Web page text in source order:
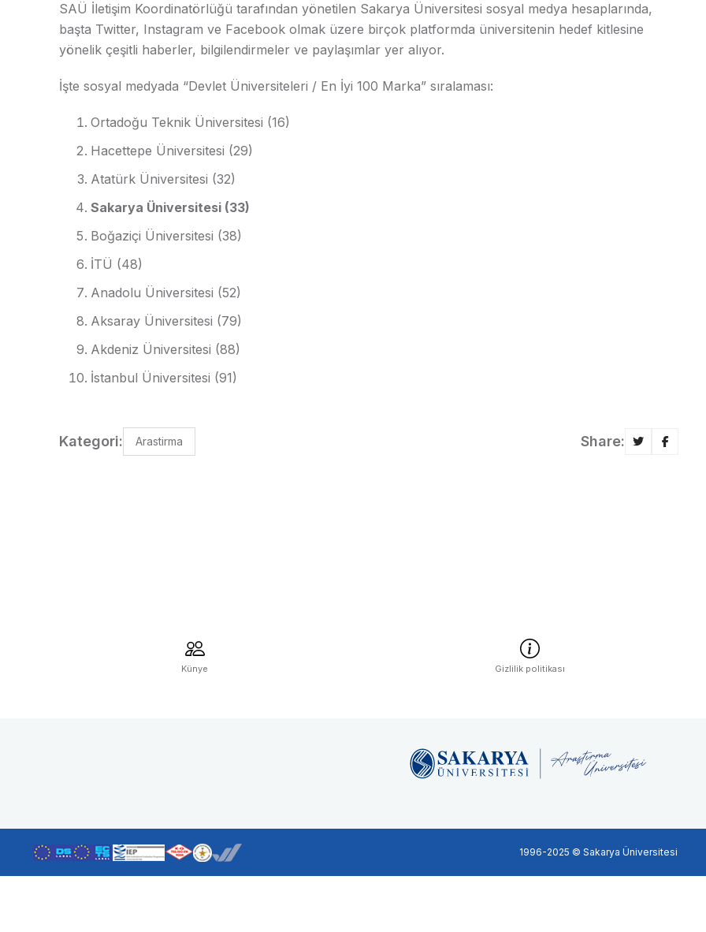
SAÜ İletişim Koordinatörlüğü tarafından yönetilen Sakarya Üniversitesi sosyal medya hesaplarında,
başta Twitter, Instagram ve Facebook olmak üzere birçok platformda üniversitenin hedef kitlesine
yönelik çeşitli haberler, bilgilendirmeler ve paylaşımlar yer alıyor.
İşte sosyal medyada “Devlet Üniversiteleri / En İyi 100 Marka” sıralaması:
Ortadoğu Teknik Üniversitesi (16)
Hacettepe Üniversitesi (29)
Atatürk Üniversitesi (32)
Sakarya Üniversitesi (33)
Boğaziçi Üniversitesi (38)
İTÜ (48)
Anadolu Üniversitesi (52)
Aksaray Üniversitesi (79)
Akdeniz Üniversitesi (88)
İstanbul Üniversitesi (91)
Kategori: Arastirma Share:
Künye Gizlilik politikası
1996-2025 © Sakarya Üniversitesi